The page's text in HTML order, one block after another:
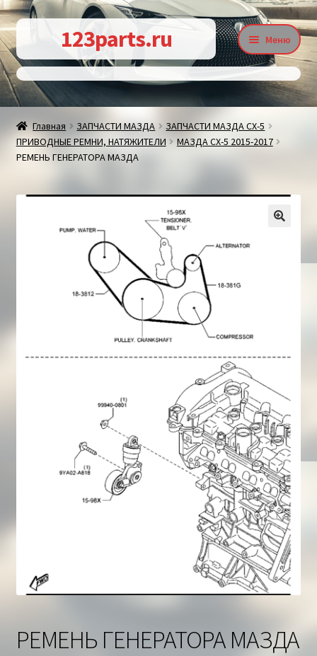
Перейти
к
навигации
Перейти
к
содержимому
123parts.ru Меню
Контакты
Статьи
Доставка и оплата
Корзина
Главная ЗАПЧАСТИ МАЗДА
ЗАПЧАСТИ МАЗДА СХ-5
ПРИВОДНЫЕ РЕМНИ, НАТЯЖИТЕЛИ
МАЗДА СХ-5 2015-2017
РЕМЕНЬ ГЕНЕРАТОРА МАЗДА
РЕМЕНЬ ГЕНЕРАТОРА МАЗДА